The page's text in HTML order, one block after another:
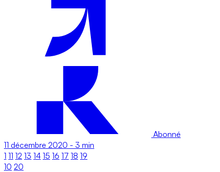
Abonné
11 décembre 2020 - 3 min
1 11 12 13 14 15 16 17 18 19
10 20